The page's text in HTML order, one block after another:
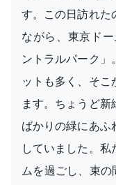
す。この日訪れた
ながら、東京ド
ントラルパーク」
ットも多く、そこ
ます。ちょうど
ばかりの緑にあふ
していました。私
ムを過ごし、束の